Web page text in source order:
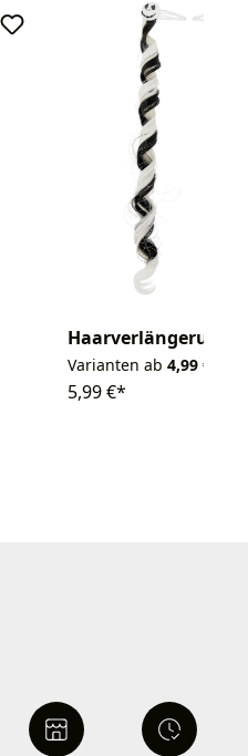
Haarverlängerung
Varianten ab 4,99 €*
5,99 €*